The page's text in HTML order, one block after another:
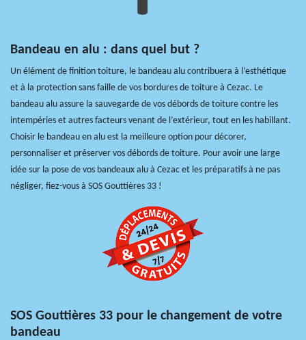
Bandeau en alu : dans quel but ?
Un élément de finition toiture, le bandeau alu contribuera à l’esthétique
et à la protection sans faille de vos bordures de toiture à Cezac. Le
bandeau alu assure la sauvegarde de vos débords de toiture contre les
intempéries et autres facteurs venant de l’extérieur, tout en les habillant.
Choisir le bandeau en alu est la meilleure option pour décorer,
personnaliser et préserver vos débords de toiture. Pour avoir une large
idée sur la pose de vos bandeaux alu à Cezac et les préparatifs à ne pas
négliger, fiez-vous à SOS Gouttières 33 !
SOS Gouttières 33 pour le changement de votre
bandeau